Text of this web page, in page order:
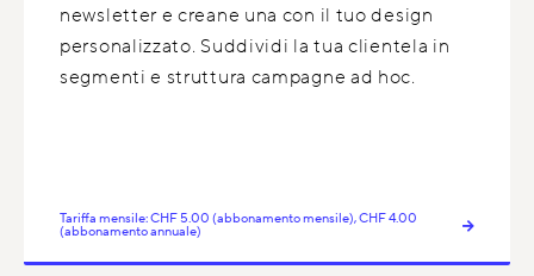
newsletter e creane una con il tuo design
personalizzato. Suddividi la tua clientela in
segmenti e struttura campagne ad hoc.
Tariffa mensile: CHF 5.00 (abbonamento mensile), CHF 4.00
(abbonamento annuale)